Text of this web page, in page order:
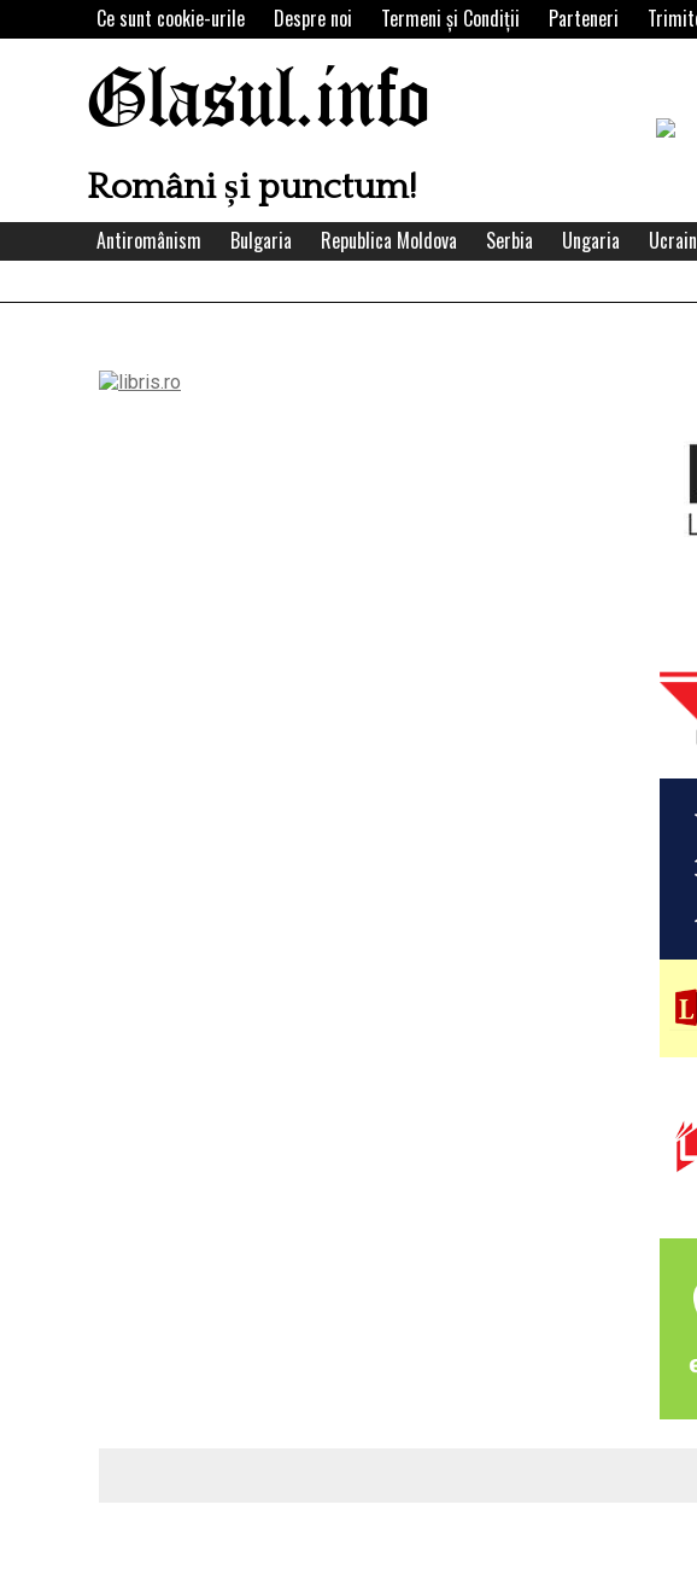
to
Ce sunt cookie-urile Despre noi Termeni şi Condiţii Parteneri
Glasul.info
Români și punctum!
Antiromânism Bulgaria Republica Moldova Serbia Ungaria
Left
Asides